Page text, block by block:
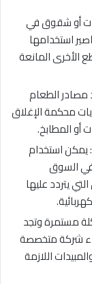
أو شقوق في
استخدامها
الأخرى المانعة
مصادر الطعام
محكمة الإغلاق
أو المطابخ.
يمكن استخدام
في السوق
يتردد عليها
مستمرة وتجد
شركة متخصصة
اللازمة